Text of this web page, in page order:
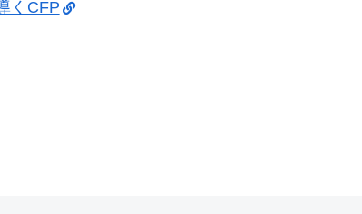
くCFP